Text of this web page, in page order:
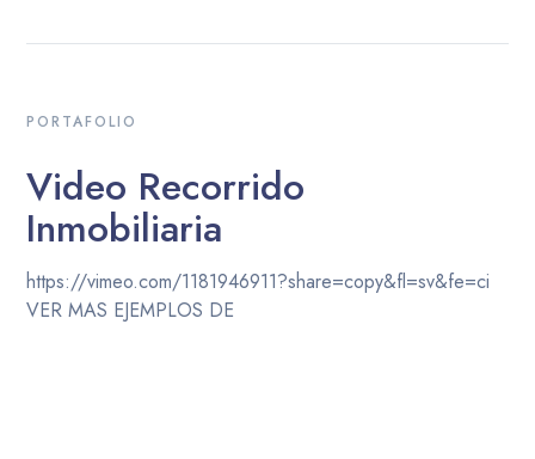
PORTAFOLIO
Video Recorrido
Inmobiliaria
https://vimeo.com/1181946911?share=copy&fl=sv&fe=ci
VER MAS EJEMPLOS DE